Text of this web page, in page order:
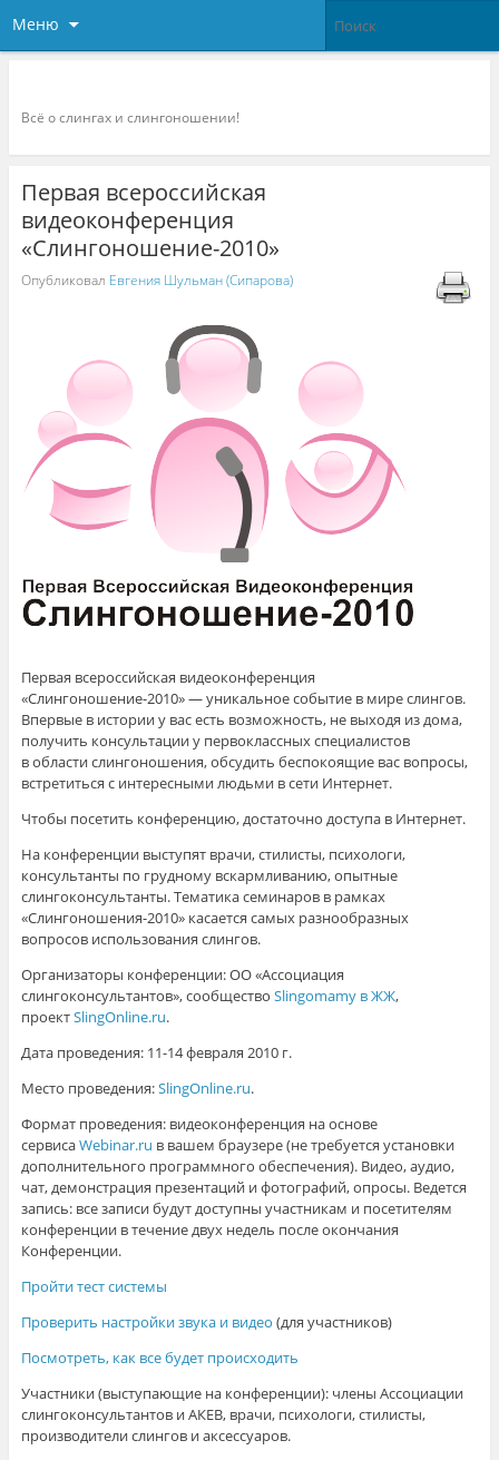
Меню
Всё о слингах и слингоношении!
Первая всероссийская
видеоконференция
«Слингоношение-2010»
Опубликовал Евгения Шульман (Сипарова)
Первая всероссийская видеоконференция
«Слингоношение-2010» — уникальное событие в мире слингов.
Впервые в истории у вас есть возможность, не выходя из дома,
получить консультации у первоклассных специалистов
в области слингоношения, обсудить беспокоящие вас вопросы,
встретиться с интересными людьми в сети Интернет.
Чтобы посетить конференцию, достаточно доступа в Интернет.
На конференции выступят врачи, стилисты, психологи,
консультанты по грудному вскармливанию, опытные
слингоконсультанты. Тематика семинаров в рамках
«Слингоношения-2010» касается самых разнообразных
вопросов использования слингов.
Организаторы конференции: ОО «Ассоциация
слингоконсультантов», сообщество Slingomamy в ЖЖ,
проектSlingOnline.ru.
Дата проведения: 11-14 февраля 2010 г.
Место проведения:SlingOnline.ru.
Формат проведения: видеоконференция на основе
сервисаWebinar.ru в вашем браузере (не требуется установки
дополнительного программного обеспечения). Видео, аудио,
чат, демонстрация презентаций и фотографий, опросы. Ведется
запись: все записи будут доступны участникам и посетителям
конференции в течение двух недель после окончания
Конференции.
Пройти тест системы
Проверить настройки звука и видео (для участников)
Посмотреть, как все будет происходить
Участники (выступающие на конференции): члены Ассоциации
слингоконсультантов и АКЕВ, врачи, психологи, стилисты,
производители слингов и аксессуаров.